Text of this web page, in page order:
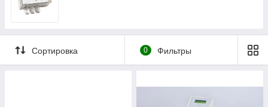
Сортировка 0 Фильтры